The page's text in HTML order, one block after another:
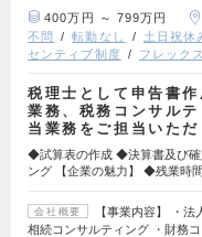
400万円 ～ 799万円
不問
転勤なし 土日祝休
センティブ制度
フレック
税理士として申告書
業務、税務コンサル
当業務をご担当いた
◆試算表の作成 ◆決算書及び
ング 【企業の魅力】 ◆残業時
会社概要
【事業内容】 ・
相続コンサルティング ・財務